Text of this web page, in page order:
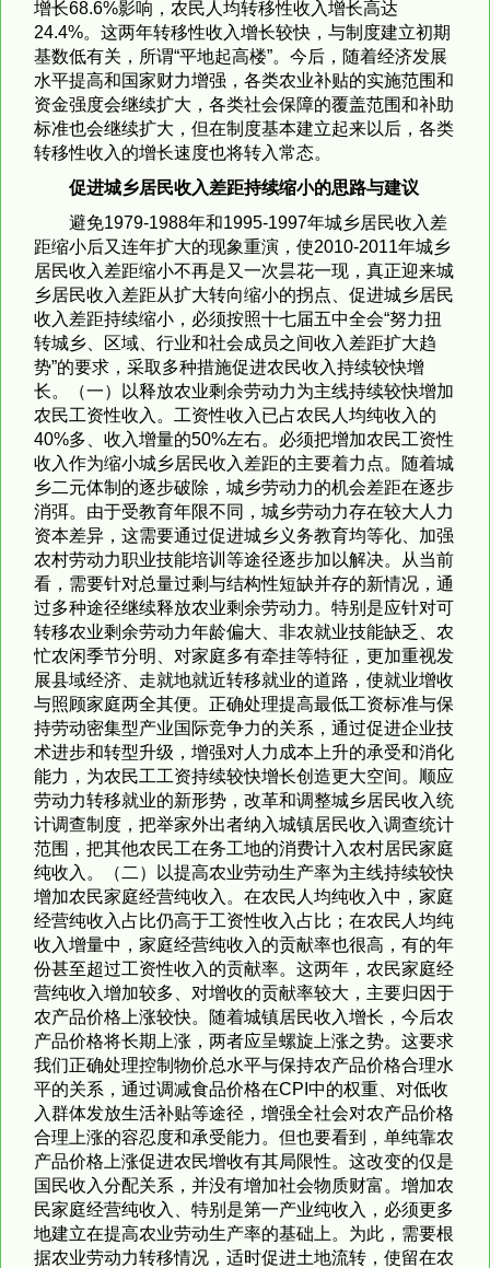
增长68.6%影响，农民人均转移性收入增长高达
24.4%。这两年转移性收入增长较快，与制度建立初期
基数低有关，所谓“平地起高楼”。今后，随着经济发展
水平提高和国家财力增强，各类农业补贴的实施范围和
资金强度会继续扩大，各类社会保障的覆盖范围和补助
标准也会继续扩大，但在制度基本建立起来以后，各类
转移性收入的增长速度也将转入常态。
促进城乡居民收入差距持续缩小的思路与建议
避免1979-1988年和1995-1997年城乡居民收入差
距缩小后又连年扩大的现象重演，使2010-2011年城乡
居民收入差距缩小不再是又一次昙花一现，真正迎来城
乡居民收入差距从扩大转向缩小的拐点、促进城乡居民
收入差距持续缩小，必须按照十七届五中全会“努力扭
转城乡、区域、行业和社会成员之间收入差距扩大趋
势”的要求，采取多种措施促进农民收入持续较快增
长。（一）以释放农业剩余劳动力为主线持续较快增加
农民工资性收入。工资性收入已占农民人均纯收入的
40%多、收入增量的50%左右。必须把增加农民工资性
收入作为缩小城乡居民收入差距的主要着力点。随着城
乡二元体制的逐步破除，城乡劳动力的机会差距在逐步
消弭。由于受教育年限不同，城乡劳动力存在较大人力
资本差异，这需要通过促进城乡义务教育均等化、加强
农村劳动力职业技能培训等途径逐步加以解决。从当前
看，需要针对总量过剩与结构性短缺并存的新情况，通
过多种途径继续释放农业剩余劳动力。特别是应针对可
转移农业剩余劳动力年龄偏大、非农就业技能缺乏、农
忙农闲季节分明、对家庭多有牵挂等特征，更加重视发
展县域经济、走就地就近转移就业的道路，使就业增收
与照顾家庭两全其便。正确处理提高最低工资标准与保
持劳动密集型产业国际竞争力的关系，通过促进企业技
术进步和转型升级，增强对人力成本上升的承受和消化
能力，为农民工工资持续较快增长创造更大空间。顺应
劳动力转移就业的新形势，改革和调整城乡居民收入统
计调查制度，把举家外出者纳入城镇居民收入调查统计
范围，把其他农民工在务工地的消费计入农村居民家庭
纯收入。（二）以提高农业劳动生产率为主线持续较快
增加农民家庭经营纯收入。在农民人均纯收入中，家庭
经营纯收入占比仍高于工资性收入占比；在农民人均纯
收入增量中，家庭经营纯收入的贡献率也很高，有的年
份甚至超过工资性收入的贡献率。这两年，农民家庭经
营纯收入增加较多、对增收的贡献率较大，主要归因于
农产品价格上涨较快。随着城镇居民收入增长，今后农
产品价格将长期上涨，两者应呈螺旋上涨之势。这要求
我们正确处理控制物价总水平与保持农产品价格合理水
平的关系，通过调减食品价格在CPI中的权重、对低收
入群体发放生活补贴等途径，增强全社会对农产品价格
合理上涨的容忍度和承受能力。但也要看到，单纯靠农
产品价格上涨促进农民增收有其局限性。这改变的仅是
国民收入分配关系，并没有增加社会物质财富。增加农
民家庭经营纯收入、特别是第一产业纯收入，必须更多
地建立在提高农业劳动生产率的基础上。为此，需要根
据农业劳动力转移情况，适时促进土地流转，使留在农